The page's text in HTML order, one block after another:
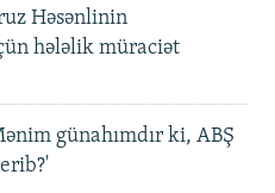
Həsənlinin
hələlik müraciət
günahımdır ki, ABŞ